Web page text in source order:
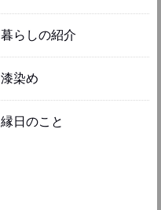
暮らしの紹介
漆染め
縁日のこと